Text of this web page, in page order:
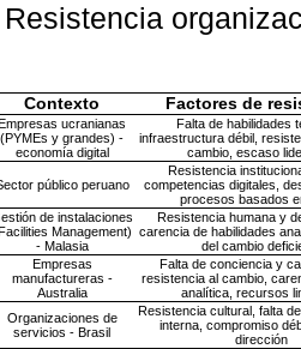
Resistencia
Contexto Factores de
Empresas ucranianas
(PYMEs y grandes) -
economía digital
Falta de habilidades
infraestructura débil,
cambio, escaso
público peruano
Resistencia
competencias digitales,
procesos basados
de instalaciones
Management)
- Malasia
Resistencia humana y
carencia de habilidades
del cambio
Empresas
manufactureras -
Australia
Falta de conciencia y
resistencia al cambio,
analítica, recursos
Organizaciones de
servicios - Brasil
Resistencia cultural, falta
interna, compromiso
dirección